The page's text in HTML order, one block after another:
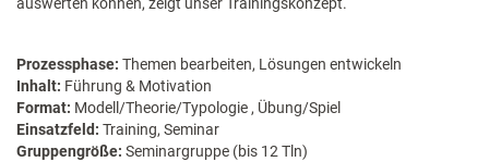
Prozessphase: Themen bearbeiten, Lösungen entwickeln
Inhalt: Führung & Motivation
Format: Modell/Theorie/Typologie , Übung/Spiel
Einsatzfeld: Training, Seminar
Gruppengröße: Seminargruppe (bis 12 Tln)